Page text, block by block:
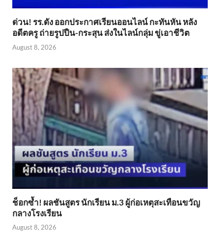
ด่วน! รร.ดัง ออกประกาศเรียนออนไลน์ กะทันหัน หลัง
อดีตครู ถ่ายรูปปืน-กระสุน ส่งในไลน์กลุ่ม ขู่เอาชีวิต
August 8, 2026
ช็อกซ้ำ! ผลชันสูตร นักเรียน ม.3 ผู้ก่อเหตุสะเทือนขวัญ
กลางโรงเรียน
August 8, 2026